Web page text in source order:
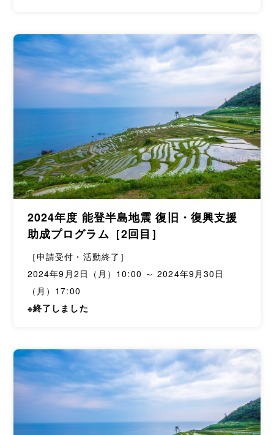
2024年度 能登半島地震 復旧・復興支援
助成プログラム［2回目］
［申請受付・活動終了］
2024年9月2日（月）10:00 ～ 2024年9月30日
（月）17:00
※終了しました